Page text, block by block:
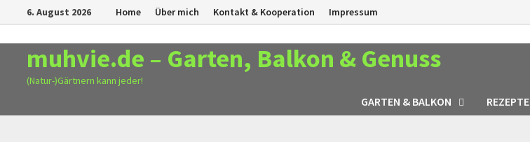
Zurück
zum
Inhalt
6. August 2026 Home Über mich Kontakt & Kooperation Impressum
muhvie.de – Garten, Balkon & Genuss
(Natur-)Gärtnern kann jeder!
GARTEN & BALKON REZEPTE